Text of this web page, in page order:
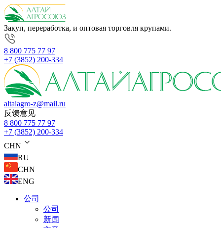
Закуп, переработка, и оптовая торговля крупами.
8 800 775 77 97
+7 (3852) 200-334
altaiagro-z@mail.ru
反馈意见
8 800 775 77 97
+7 (3852) 200-334
CHN
RU
CHN
ENG
公司
公司
新闻